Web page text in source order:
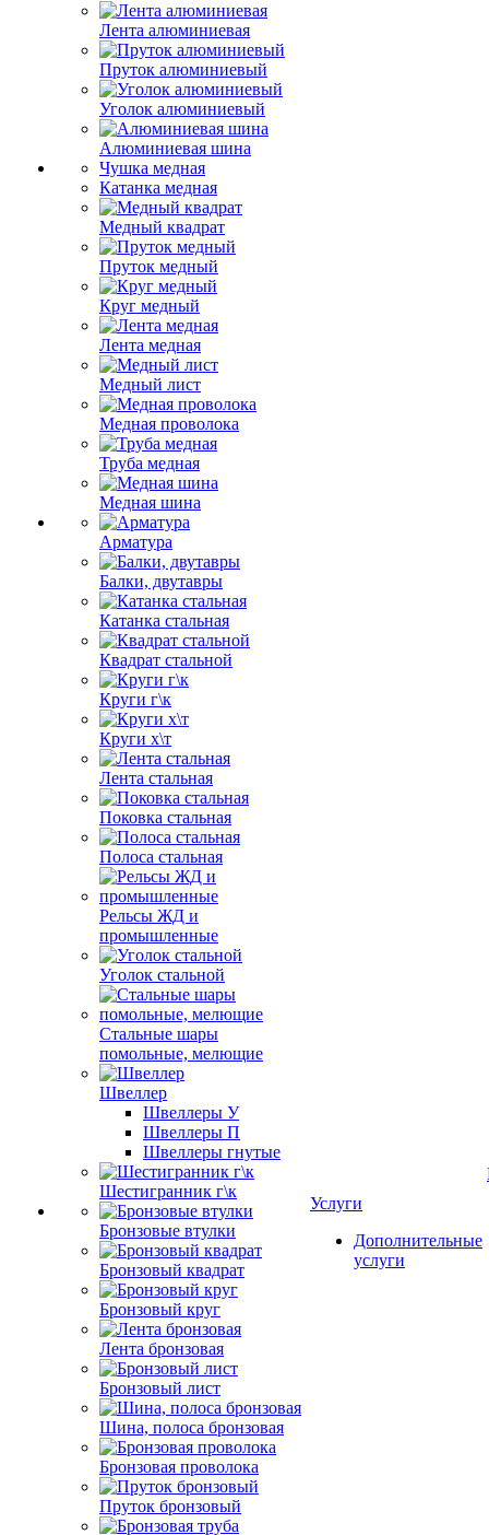
Лента алюминиевая
Пруток алюминиевый
Уголок алюминиевый
Алюминиевая шина
Чушка медная
Катанка медная
Медный квадрат
Пруток медный
Круг медный
Лента медная
Медный лист
Медная проволока
Труба медная
Медная шина
Арматура
Балки, двутавры
Катанка стальная
Квадрат стальной
Круги г\к
Круги х\т
Лента стальная
Поковка стальная
Полоса стальная
Рельсы ЖД и
промышленные
Уголок стальной
Стальные шары
помольные, мелющие
Швеллер
Швеллеры У
Швеллеры П
Швеллеры гнутые
Шестигранник г\к
Бронзовые втулки
Бронзовый квадрат
Бронзовый круг
Лента бронзовая
Бронзовый лист
Шина, полоса бронзовая
Бронзовая проволока
Пруток бронзовый
Услуги
Дополнительные
услуги